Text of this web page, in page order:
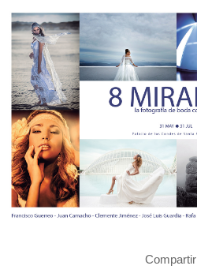
Compartir